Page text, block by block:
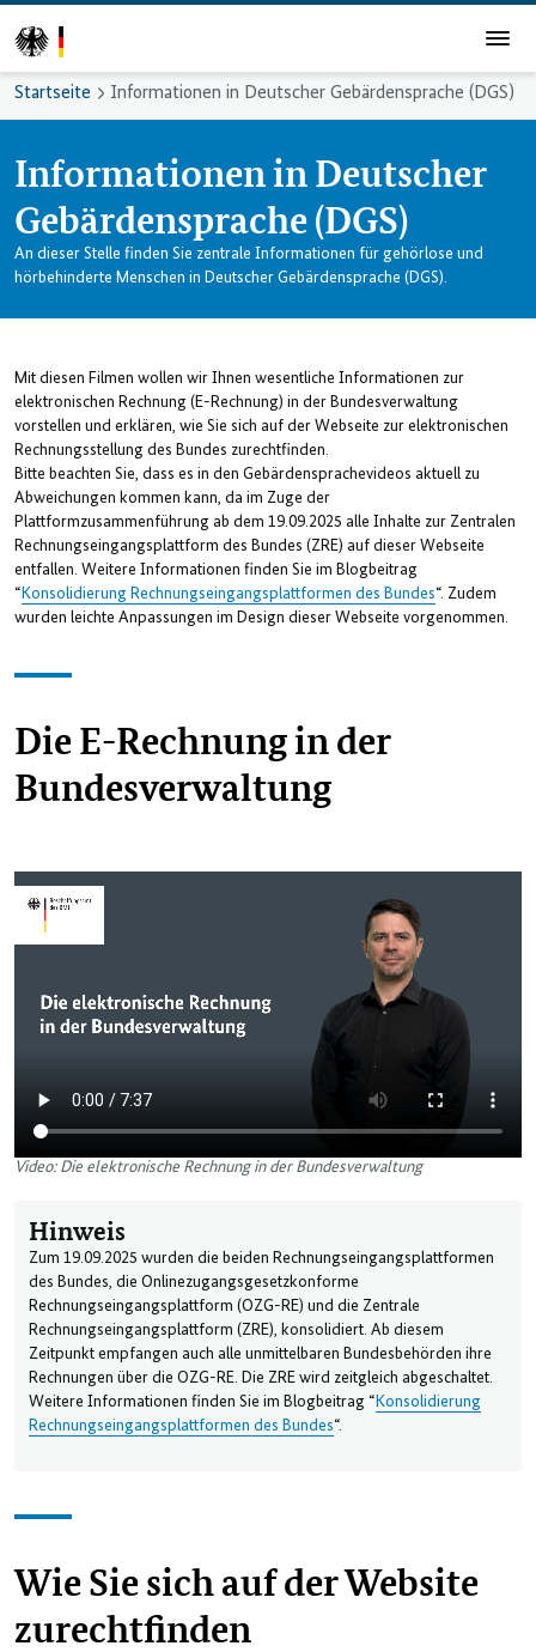
Startseite Informationen in Deutscher Gebärdensprache (DGS)
Informationen in Deutscher
Gebärdensprache (DGS)
An dieser Stelle finden Sie zentrale Informationen für gehörlose und
hörbehinderte Menschen in Deutscher Gebärdensprache (DGS).
Mit diesen Filmen wollen wir Ihnen wesentliche Informationen zur
elektronischen Rechnung (E-Rechnung) in der Bundesverwaltung
vorstellen und erklären, wie Sie sich auf der Webseite zur elektronischen
Rechnungsstellung des Bundes zurechtfinden.
Bitte beachten Sie, dass es in den Gebärdensprachevideos aktuell zu
Abweichungen kommen kann, da im Zuge der
Plattformzusammenführung ab dem 19.09.2025 alle Inhalte zur Zentralen
Rechnungseingangsplattform des Bundes (ZRE) auf dieser Webseite
entfallen. Weitere Informationen finden Sie im Blogbeitrag
“ Konsolidierung Rechnungseingangsplattformen des Bundes“. Zudem
wurden leichte Anpassungen im Design dieser Webseite vorgenommen.
Die E-Rechnung in der
Bundesverwaltung
Video: Die elektronische Rechnung in der Bundesverwaltung
Hinweis
Zum 19.09.2025 wurden die beiden Rechnungseingangsplattformen
des Bundes, die Onlinezugangsgesetzkonforme
Rechnungseingangsplattform (OZG-RE) und die Zentrale
Rechnungseingangsplattform (ZRE), konsolidiert. Ab diesem
Zeitpunkt empfangen auch alle unmittelbaren Bundesbehörden ihre
Rechnungen über die OZG-RE. Die ZRE wird zeitgleich abgeschaltet.
Weitere Informationen finden Sie im Blogbeitrag “ Konsolidierung
Rechnungseingangsplattformen des Bundes“.
Wie Sie sich auf der Website
zurechtfinden